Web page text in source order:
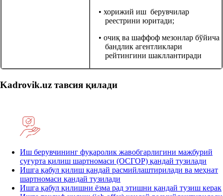
• хорижий иш берувчилар
реестрини юритади;
• очиқ ва шаффоф мезонлар бўйича
бандлик агентликлари
рейтингини шакллантиради
Kadrovik.uz тавсия қилади
Иш берувчининг фуқаролик жавобгарлигини мажбурий
суғурта қилиш шартномаси (ОСГОР) қандай тузилади
Ишга қабул қилиш қандай расмийлаштирилади ва меҳнат
шартномаси қандай тузилади
Ишга қабул қилишни ёзма рад этишни қандай тузиш керак